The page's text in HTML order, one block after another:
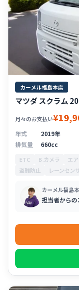
カーメル福島本店
マツダ スクラム
月々のお支払い
年式
2019年
排気量
660cc
ETC B.カメラ エ
盗難防止
レーンセン
カーメル福島
担当者から